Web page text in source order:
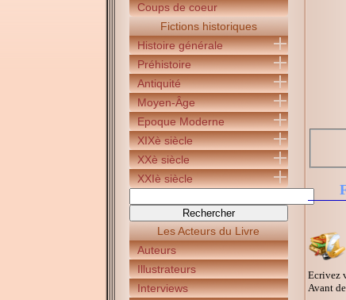
Coups de coeur
Fictions historiques
Histoire générale
Préhistoire
Antiquité
Moyen-Âge
Epoque Moderne
XIXè siècle
XXè siècle
XXIè siècle
Les Acteurs du Livre
Auteurs
Illustrateurs
Interviews
Ecrivez
Avant